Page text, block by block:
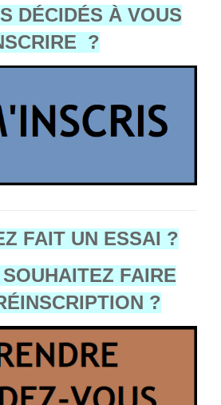
DÉCIDÉS À VOUS
?
FAIT UN ESSAI ?
FAIRE
ÉINSCRIPTION ?